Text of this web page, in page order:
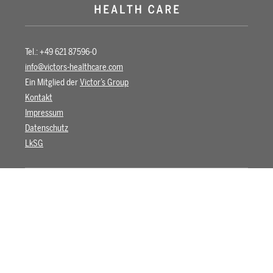
Tel.: +49 621 87596-0
info@victors-healthcare.com
Ein Mitglied derVictor’s Group
Kontakt
Impressum
Datenschutz
LkSG